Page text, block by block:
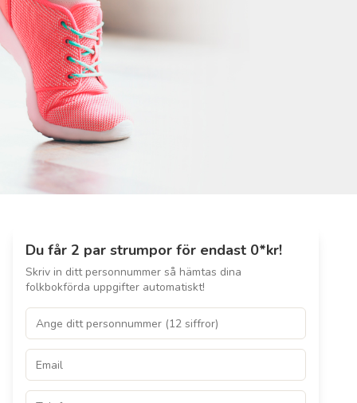
Du får 2 par strumpor för endast 0*kr!
Skriv in ditt personnummer så hämtas dina
folkbokförda uppgifter automatiskt!